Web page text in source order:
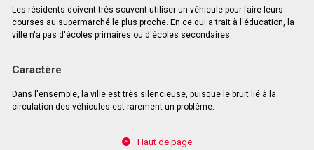
Les résidents doivent très souvent utiliser un véhicule pour faire leurs
courses au supermarché le plus proche. En ce qui a trait à l'éducation, la
ville n'a pas d'écoles primaires ou d'écoles secondaires.
Caractère
Dans l'ensemble, la ville est très silencieuse, puisque le bruit lié à la
circulation des véhicules est rarement un problème.
Haut de page